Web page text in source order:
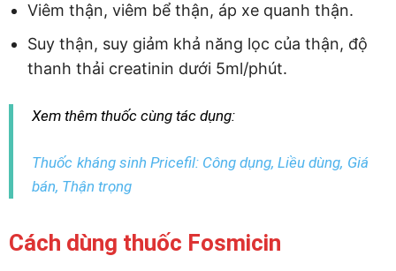
Viêm thận, viêm bể thận, áp xe quanh thận.
Suy thận, suy giảm khả năng lọc của thận, độ
thanh thải creatinin dưới 5ml/phút.
Xem thêm thuốc cùng tác dụng:
Thuốc kháng sinh Pricefil: Công dụng, Liều dùng, Giá
bán, Thận trọng
Cách dùng thuốc Fosmicin